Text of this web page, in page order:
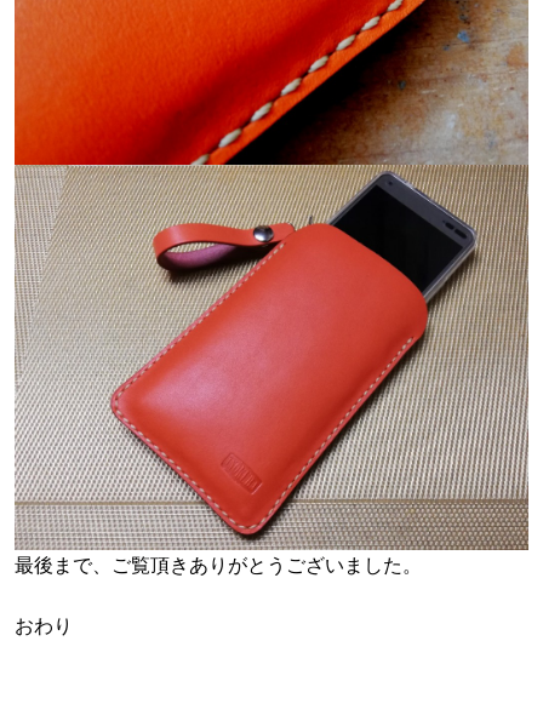
最後まで、ご覧頂きありがとうございました。
おわり